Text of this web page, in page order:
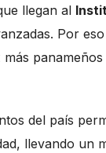
llegan al
Por
del país
llevando un